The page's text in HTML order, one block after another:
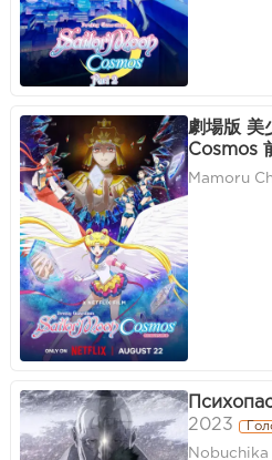
劇場版 美
Cosmos
Mamoru
2023